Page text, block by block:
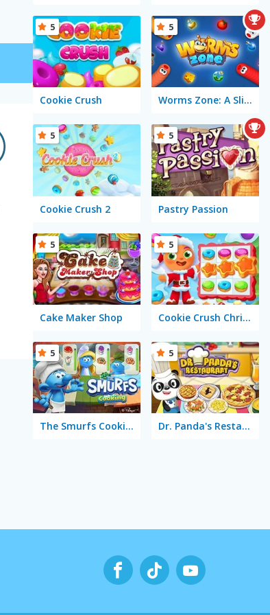
Cookie Crush
5
Worms Zone: A Slithery Snake
5
Cookie Crush 2
5
Pastry Passion
5
Cake Maker Shop
5
Cookie Crush Christmas Edition 2
5
The Smurfs Cooking
5
Dr. Panda's Restaurant
5